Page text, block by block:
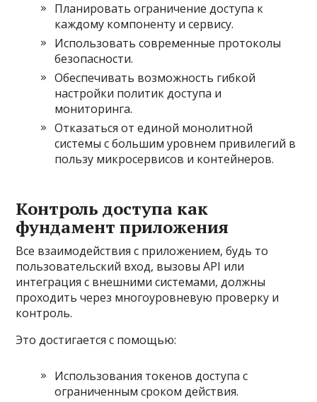
Планировать ограничение доступа к
каждому компоненту и сервису.
Использовать современные протоколы
безопасности.
Обеспечивать возможность гибкой
настройки политик доступа и
мониторинга.
Отказаться от единой монолитной
системы с большим уровнем привилегий в
пользу микросервисов и контейнеров.
Контроль доступа как
фундамент приложения
Все взаимодействия с приложением, будь то
пользовательский вход, вызовы API или
интеграция с внешними системами, должны
проходить через многоуровневую проверку и
контроль.
Это достигается с помощью:
Использования токенов доступа с
ограниченным сроком действия.